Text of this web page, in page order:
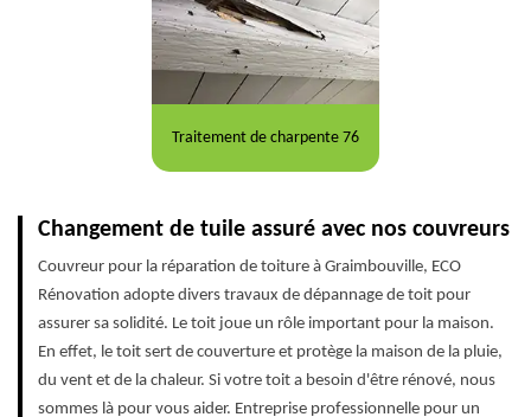
Traitement de charpente 76
Changement de tuile assuré avec nos couvreurs
Couvreur pour la réparation de toiture à Graimbouville, ECO
Rénovation adopte divers travaux de dépannage de toit pour
assurer sa solidité. Le toit joue un rôle important pour la maison.
En effet, le toit sert de couverture et protège la maison de la pluie,
du vent et de la chaleur. Si votre toit a besoin d'être rénové, nous
sommes là pour vous aider. Entreprise professionnelle pour un